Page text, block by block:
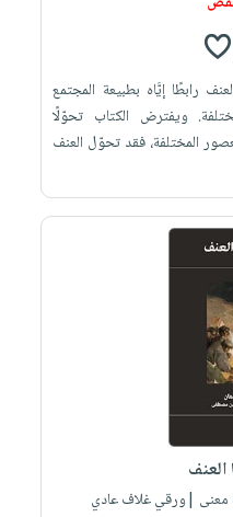
رابطًا إيَّاه بطبيعة المجتمع
ويفترض الكتاب تحوّلًا
المختلفة، فقد تحوّل العنف
|ورقي غلاف عادي